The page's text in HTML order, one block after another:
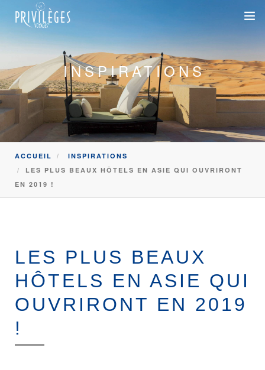
DESTINATIONS
CROISIÈRES
INSPIRATIONS
DEVIS 100% SUR-MESURE
+33 1 47 20 36 59
SAVOIR-FAIRE
MICE
TOUR OPERATING
INSPIRATIONS
ACCUEIL
INSPIRATIONS
LES PLUS BEAUX HÔTELS EN ASIE QUI OUVRIRONT
EN 2019 !
LES PLUS BEAUX
HÔTELS EN ASIE QUI
OUVRIRONT EN 2019
!